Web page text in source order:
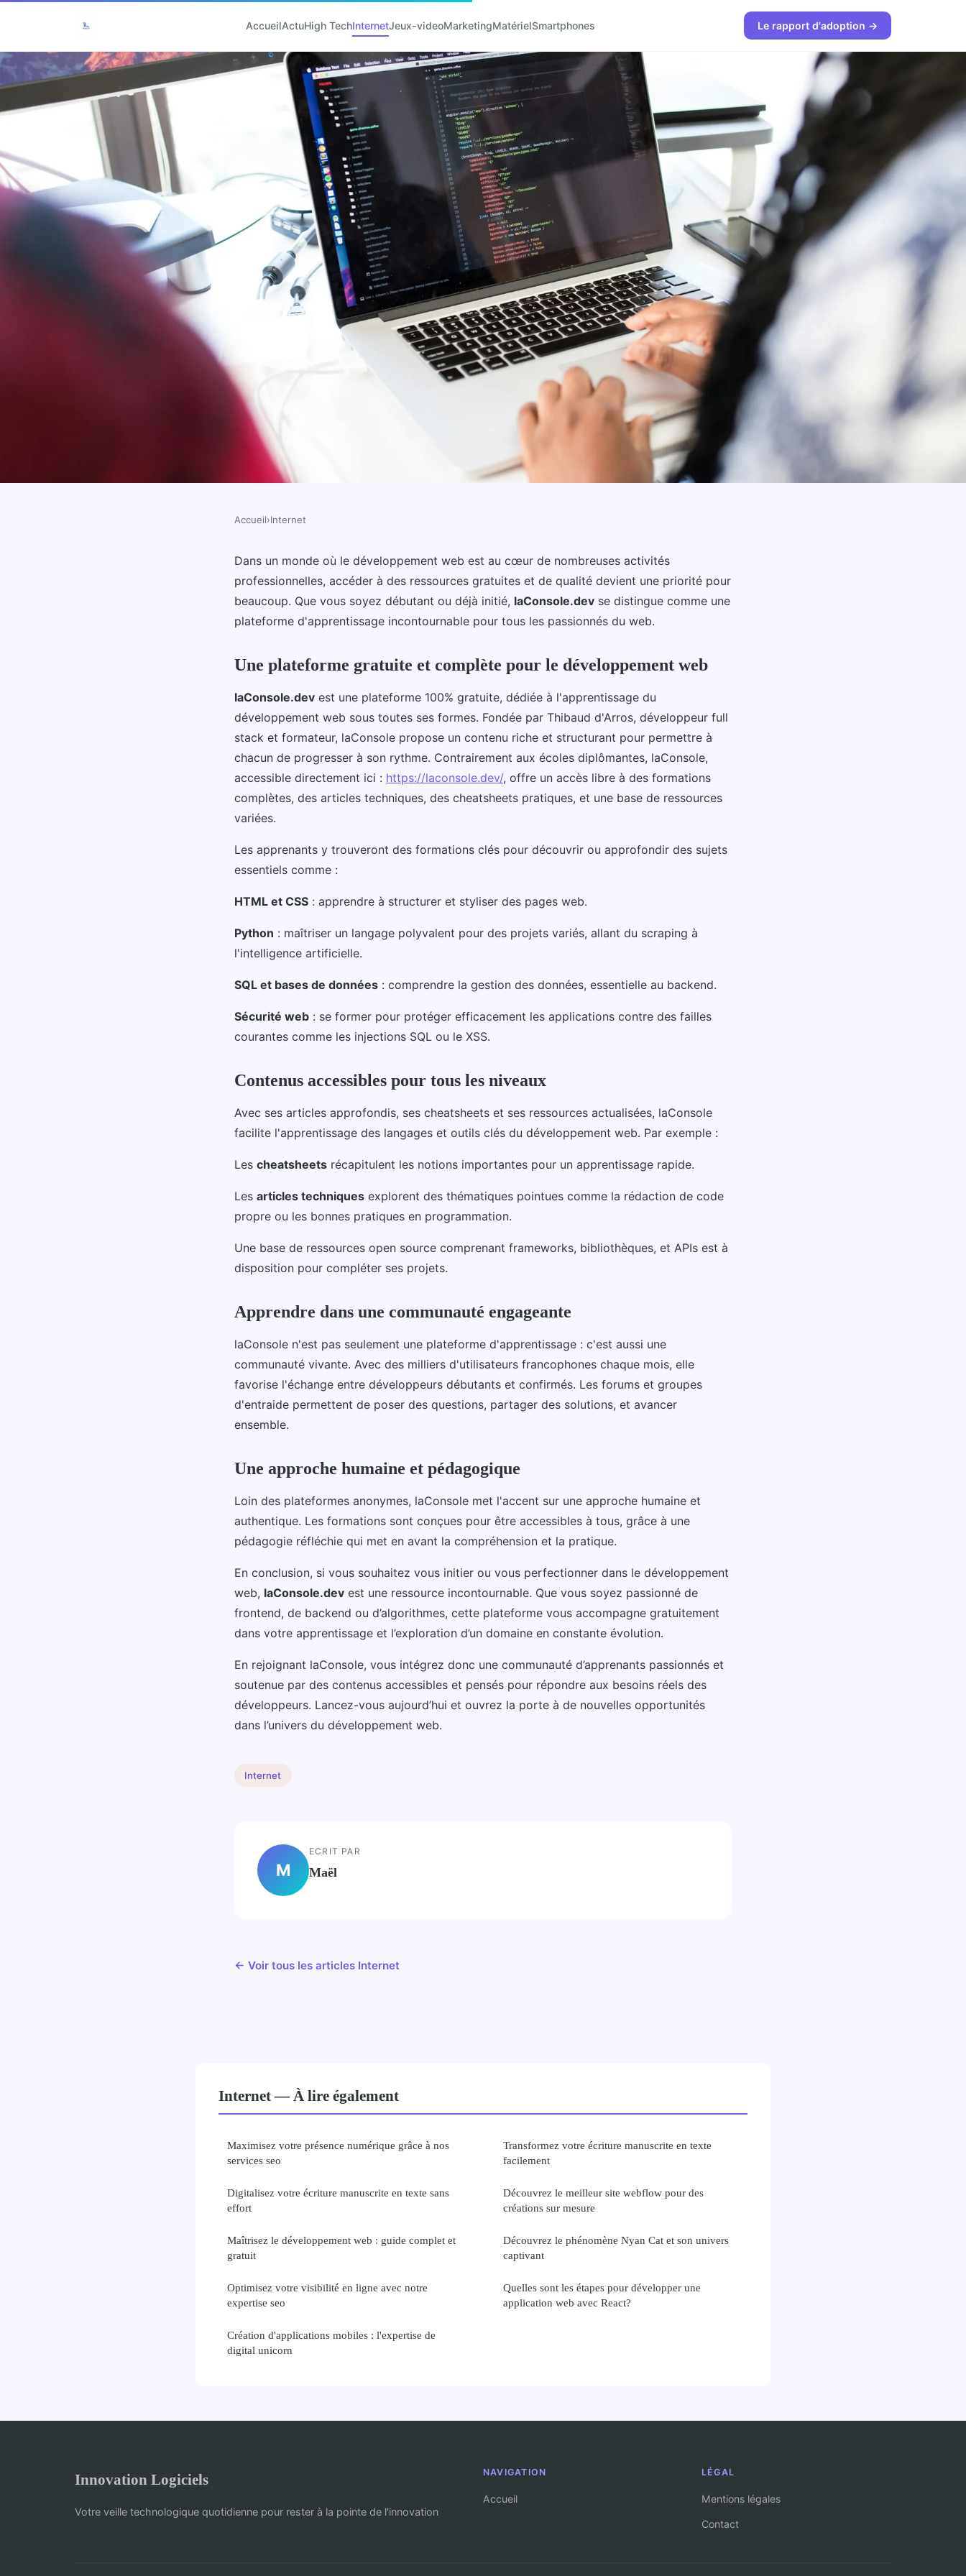
AccueilActuHigh TechInternetJeux-videoMarketingMatérielSmartphones Le rapport d'adoption →
Apprenez le développement web :
plateforme gratuite et complète
Accueil›Internet
Dans un monde où le développement web est au cœur de nombreuses activités
professionnelles, accéder à des ressources gratuites et de qualité devient une priorité pour
beaucoup. Que vous soyez débutant ou déjà initié, laConsole.dev se distingue comme une
plateforme d'apprentissage incontournable pour tous les passionnés du web.
Une plateforme gratuite et complète pour le développement web
laConsole.dev est une plateforme 100% gratuite, dédiée à l'apprentissage du
développement web sous toutes ses formes. Fondée par Thibaud d'Arros, développeur full
stack et formateur, laConsole propose un contenu riche et structurant pour permettre à
chacun de progresser à son rythme. Contrairement aux écoles diplômantes, laConsole,
accessible directement ici : https://laconsole.dev/, offre un accès libre à des formations
complètes, des articles techniques, des cheatsheets pratiques, et une base de ressources
variées.
Les apprenants y trouveront des formations clés pour découvrir ou approfondir des sujets
essentiels comme :
HTML et CSS : apprendre à structurer et styliser des pages web.
Python : maîtriser un langage polyvalent pour des projets variés, allant du scraping à
l'intelligence artificielle.
SQL et bases de données : comprendre la gestion des données, essentielle au backend.
Sécurité web : se former pour protéger efficacement les applications contre des failles
courantes comme les injections SQL ou le XSS.
Contenus accessibles pour tous les niveaux
Avec ses articles approfondis, ses cheatsheets et ses ressources actualisées, laConsole
facilite l'apprentissage des langages et outils clés du développement web. Par exemple :
Les cheatsheets récapitulent les notions importantes pour un apprentissage rapide.
Les articles techniques explorent des thématiques pointues comme la rédaction de code
propre ou les bonnes pratiques en programmation.
Une base de ressources open source comprenant frameworks, bibliothèques, et APIs est à
disposition pour compléter ses projets.
Apprendre dans une communauté engageante
laConsole n'est pas seulement une plateforme d'apprentissage : c'est aussi une
communauté vivante. Avec des milliers d'utilisateurs francophones chaque mois, elle
favorise l'échange entre développeurs débutants et confirmés. Les forums et groupes
d'entraide permettent de poser des questions, partager des solutions, et avancer
ensemble.
Une approche humaine et pédagogique
Loin des plateformes anonymes, laConsole met l'accent sur une approche humaine et
authentique. Les formations sont conçues pour être accessibles à tous, grâce à une
pédagogie réfléchie qui met en avant la compréhension et la pratique.
En conclusion, si vous souhaitez vous initier ou vous perfectionner dans le développement
web, laConsole.dev est une ressource incontournable. Que vous soyez passionné de
frontend, de backend ou d’algorithmes, cette plateforme vous accompagne gratuitement
dans votre apprentissage et l’exploration d’un domaine en constante évolution.
En rejoignant laConsole, vous intégrez donc une communauté d’apprenants passionnés et
soutenue par des contenus accessibles et pensés pour répondre aux besoins réels des
développeurs. Lancez-vous aujourd’hui et ouvrez la porte à de nouvelles opportunités
dans l’univers du développement web.
Internet
M
ECRIT PAR
Maël
← Voir tous les articles Internet
Internet — À lire également
Maximisez votre présence numérique grâce à nos
services seo
Digitalisez votre écriture manuscrite en texte sans
effort
Maîtrisez le développement web : guide complet et
gratuit
Optimisez votre visibilité en ligne avec notre
expertise seo
Création d'applications mobiles : l'expertise de
digital unicorn
Transformez votre écriture manuscrite en texte
facilement
Découvrez le meilleur site webflow pour des
créations sur mesure
Découvrez le phénomène Nyan Cat et son univers
captivant
Quelles sont les étapes pour développer une
application web avec React?
Innovation Logiciels
Votre veille technologique quotidienne pour rester à la pointe de l'innovation
NAVIGATION
Accueil
LÉGAL
Mentions légales
Contact